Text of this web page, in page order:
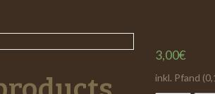
3,00€
inkl. Pfand